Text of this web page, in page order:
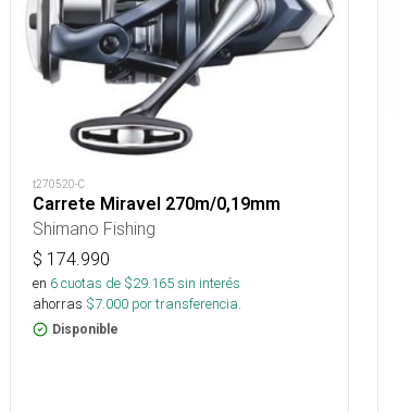
t270520-C
Carrete Miravel 270m/0,19mm
Shimano Fishing
$ 174.990
en 6cuotas de $29.165sin interés
ahorras $7.000 por transferencia.
Disponible